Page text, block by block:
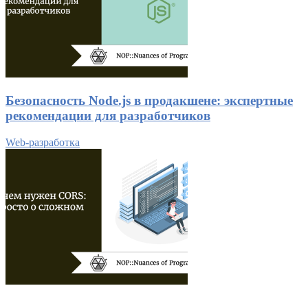
Безопасность Node.js в продакшене: экспертные
рекомендации для разработчиков
Web-разработка